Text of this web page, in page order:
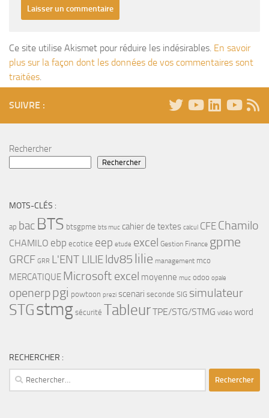
Ce site utilise Akismet pour réduire les indésirables. En savoir
plus sur la façon dont les données de vos commentaires sont
traitées
SUIVRE :
Rechercher
Rechercher
MOTS-CLÉS :
ap bac BTS btsgpme bts muc cahier de textes calcul CFE Chamilo
CHAMILO ebp ecotice eep etude excel Gestion Finance gpme
GRCF GRR L'ENT LILIEldv85 lilie management mco
MERCATIQUE Microsoft excel moyenne muc odoo opale
openerppgi powtoon prezi scenari seconde SIG simulateur
STGstmg sécurité TableurTPE/STG/STMG vidéo word
RECHERCHER :
Rechercher :